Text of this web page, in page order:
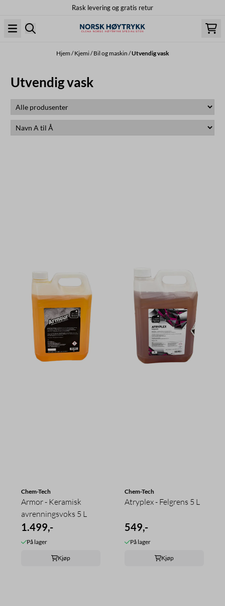
Rask levering og gratis retur
Hjem /Kjemi/Bil og maskin /Utvendig vask
Utvendig vask
Chem-Tech
Armor - Keramisk
avrenningsvoks 5 L
1.499,-
På lager
Kjøp
Chem-Tech
Atryplex - Felgrens 5 L
549,-
På lager
Kjøp